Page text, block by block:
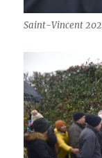
Saint-Vincent